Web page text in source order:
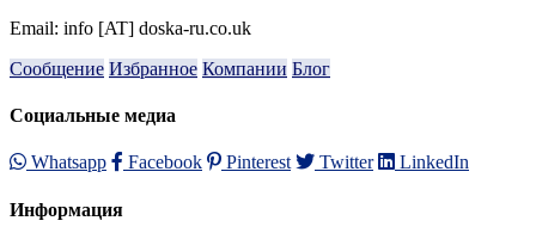
Email: info [AT] doska-ru.co.uk
Сообщение Избранное Компании Блог
Социальные медиа
Whatsapp Facebook Pinterest Twitter LinkedIn
Информация